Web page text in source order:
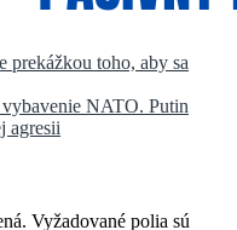
prekážkou toho, aby sa
NATO. Putin
agresii
Vyžadované polia sú